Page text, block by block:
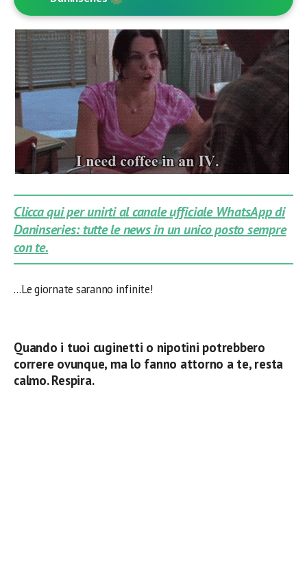
Clicca qui per unirti al canale ufficiale WhatsApp di
Daninseries: tutte le news in un unico posto sempre
con te.
…Le giornate saranno infinite!
Quando i tuoi cuginetti o nipotini potrebbero
correre ovunque, ma lo fanno attorno a te, resta
calmo. Respira.